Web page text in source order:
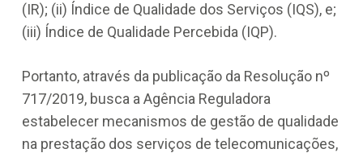
(IR); (ii) Índice de Qualidade dos Serviços (IQS), e;
(iii) Índice de Qualidade Percebida (IQP).
Portanto, através da publicação da Resolução nº
717/2019, busca a Agência Reguladora
estabelecer mecanismos de gestão de qualidade
na prestação dos serviços de telecomunicações,